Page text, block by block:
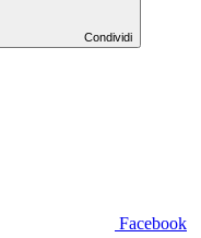
Condividi
Facebook